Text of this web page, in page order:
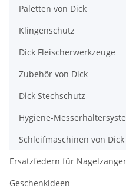
Paletten von Dick
Klingenschutz
Dick Fleischerwerkzeuge
Zubehör von Dick
Dick Stechschutz
Hygiene-
Schleifmaschinen von Dick
Ersatzfedern für
Geschenkideen